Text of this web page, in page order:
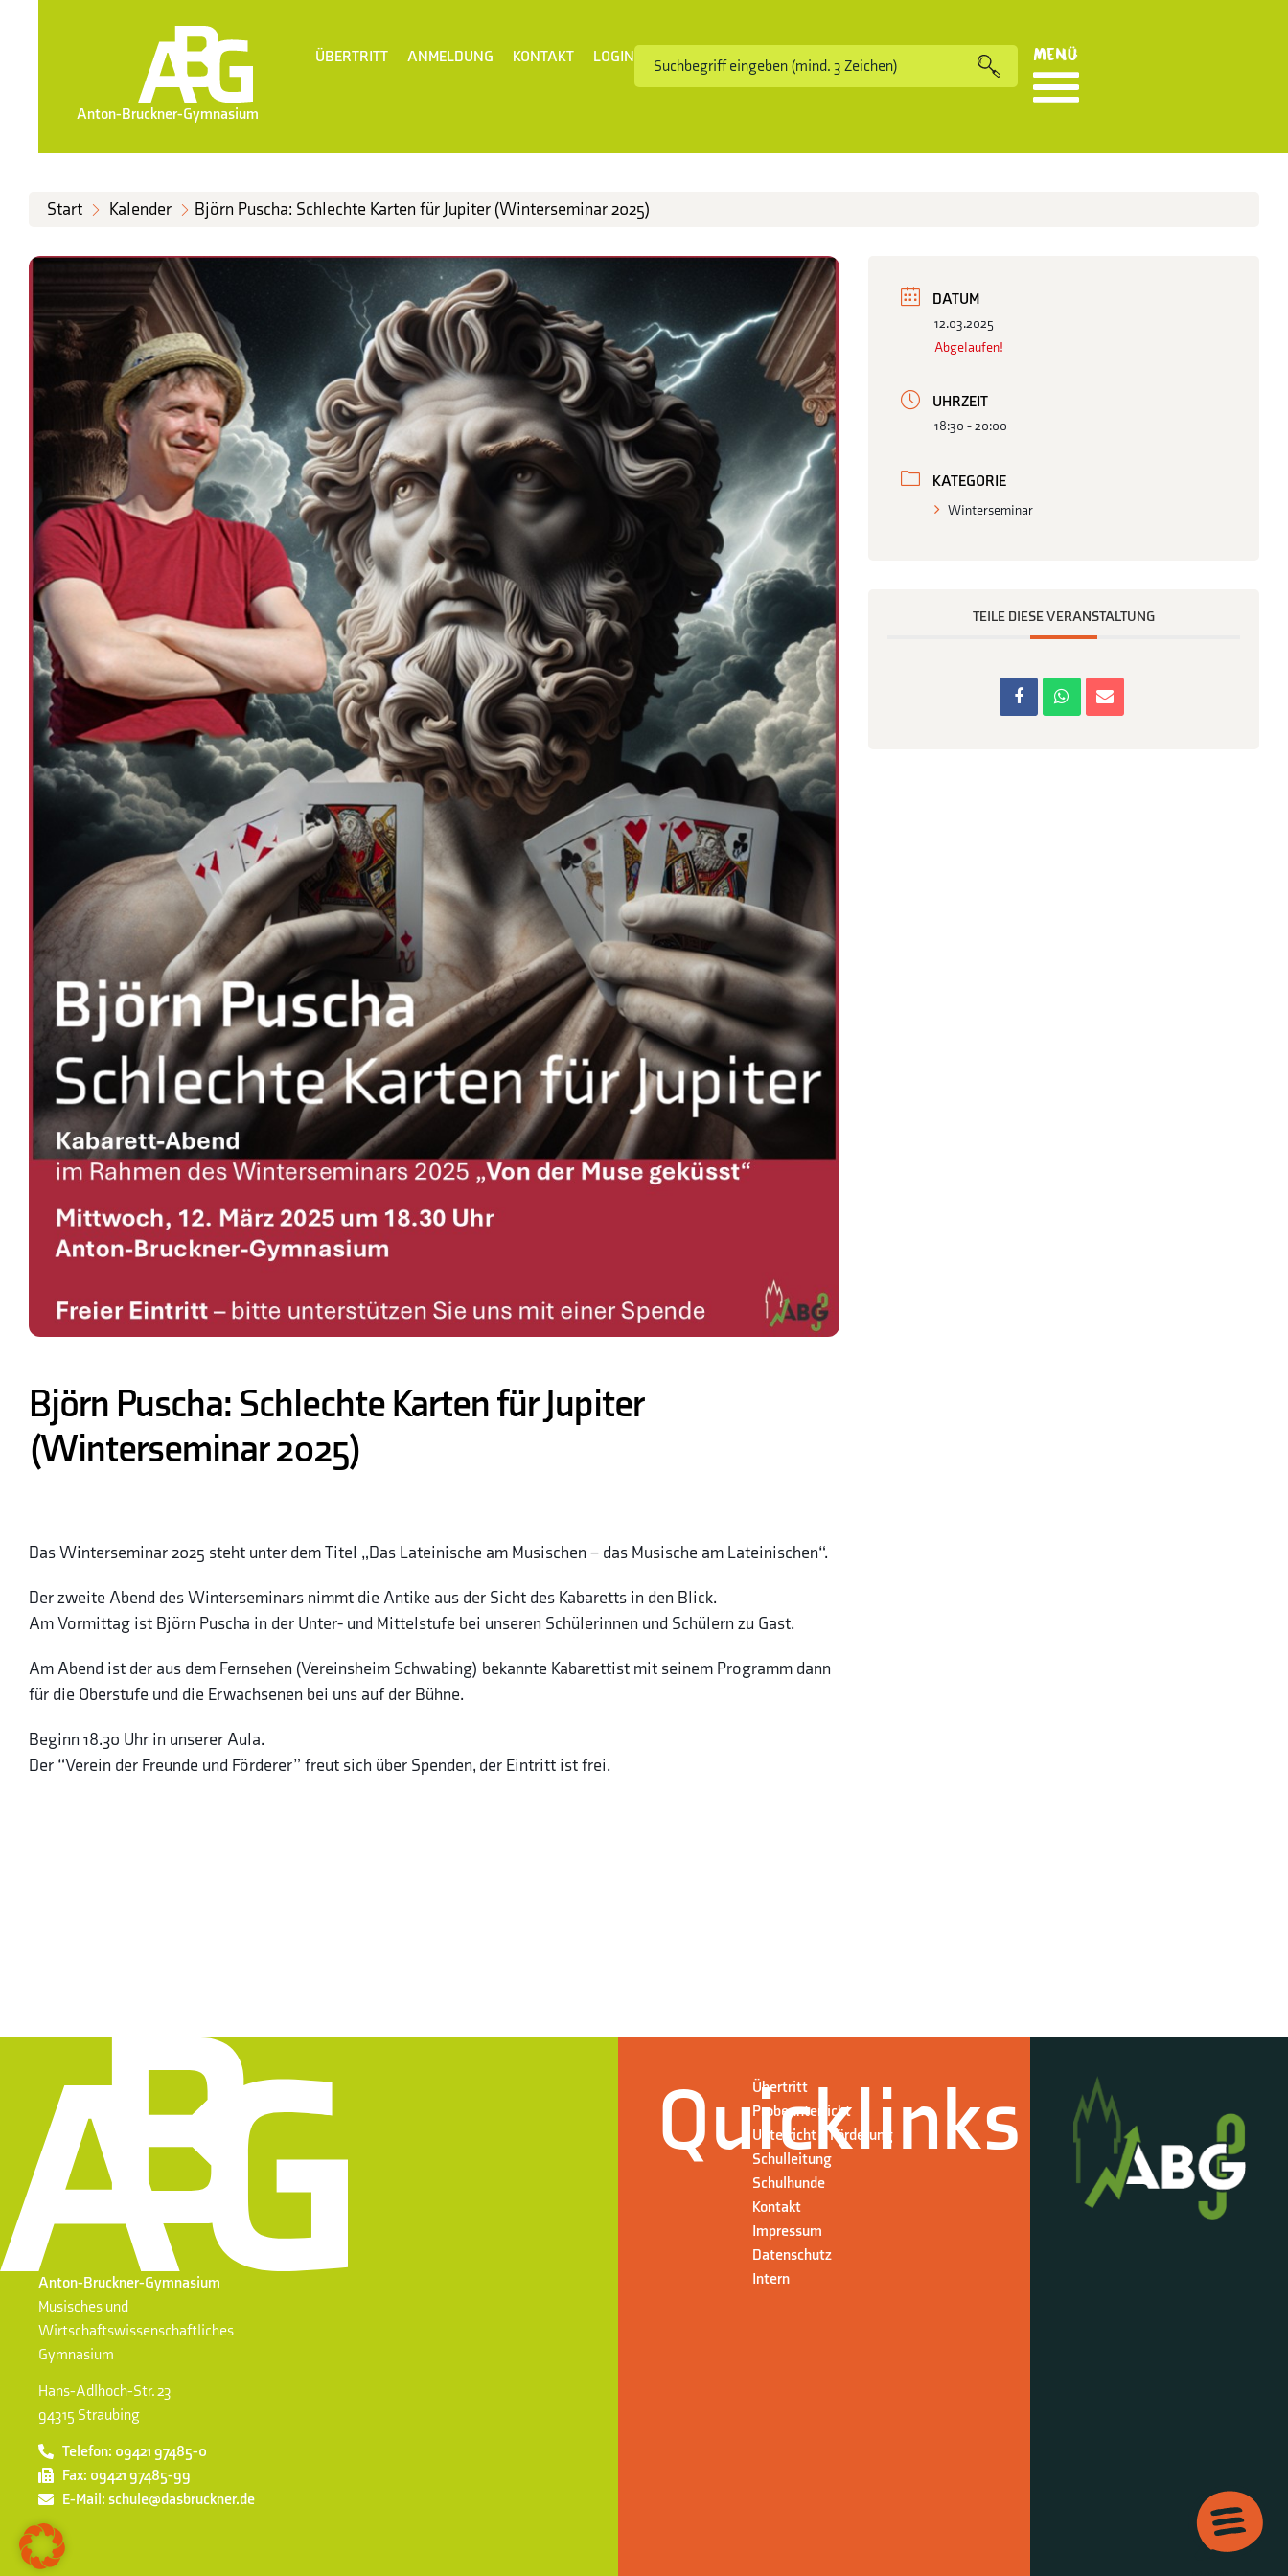
Anton-Bruckner-Gymnasium
ÜBERTRITT ANMELDUNG KONTAKT LOGIN Menü
Start Kalender Björn Puscha: Schlechte Karten für Jupiter (Winterseminar 2025)
Björn Puscha: Schlechte Karten für Jupiter
(Winterseminar 2025)
Das Winterseminar 2025 steht unter dem Titel „Das Lateinische am Musischen – das Musische am Lateinischen“.
Der zweite Abend des Winterseminars nimmt die Antike aus der Sicht des Kabaretts in den Blick.
Am Vormittag ist Björn Puscha in der Unter- und Mittelstufe bei unseren Schülerinnen und Schülern zu Gast.
Am Abend ist der aus dem Fernsehen (Vereinsheim Schwabing) bekannte Kabarettist mit seinem Programm dann
für die Oberstufe und die Erwachsenen bei uns auf der Bühne.
Beginn 18.30 Uhr in unserer Aula.
Der “Verein der Freunde und Förderer” freut sich über Spenden, der Eintritt ist frei.
DATUM
12.03.2025
Abgelaufen!
UHRZEIT
18:30 - 20:00
KATEGORIE
Winterseminar
TEILE DIESE VERANSTALTUNG
Anton-Bruckner-Gymnasium
Musisches und
Wirtschaftswissenschaftliches
Gymnasium
Hans-Adlhoch-Str. 23
94315 Straubing
Telefon: 09421 97485-0
Fax: 09421 97485-99
E-Mail: schule@dasbruckner.de
Quicklinks
Übertritt
Probeunterricht
Unterricht + Förderung
Schulleitung
Schulhunde
Kontakt
Impressum
Datenschutz
Intern